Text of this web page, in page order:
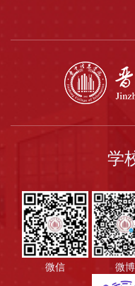
学
微信 微博